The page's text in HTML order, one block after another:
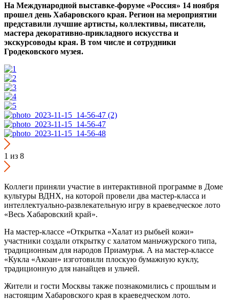
На Международной выставке-форуме «Россия» 14 ноября
прошел день Хабаровского края. Регион на мероприятии
представили лучшие артисты, коллективы, писатели,
мастера декоративно-прикладного искусства и
экскурсоводы края. В том числе и сотрудники
Гродековского музея.
1 из 8
Коллеги приняли участие в интерактивной программе в Доме
культуры ВДНХ, на которой провели два мастер-класса и
интеллектуально-развлекательную игру в краеведческое лото
«Весь Хабаровский край».
На мастер-классе «Открытка «Халат из рыбьей кожи»
участники создали открытку с халатом маньчжурского типа,
традиционным для народов Приамурья. А на мастер-классе
«Кукла «Акоан» изготовили плоскую бумажную куклу,
традиционную для нанайцев и ульчей.
Жители и гости Москвы также познакомились с прошлым и
настоящим Хабаровского края в краеведческом лото.